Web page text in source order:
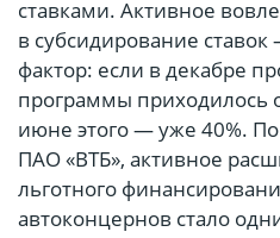
ставками. Активное
в субсидирование
фактор: если в декабре
программы приходилось
июне этого — уже 40%.
ПАО «ВТБ», активное
льготного
автоконцернов стало